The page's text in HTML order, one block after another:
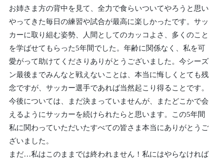
お姉さま方の背中を見て、全力で食らいついてやろうと思い
やってきた毎日の練習や試合が最高に楽しかったです。サッ
カーに取り組む姿勢、人間としてのカッコよさ、多くのこと
を学ばせてもらった5年間でした。年齢に関係なく、私を可
愛がって助けてくださりありがとうございました。今シーズ
ン最後までみんなと戦えないことは、本当に悔しくとても残
念ですが、サッカー選手であれば当然起こり得ることです。
今後については、まだ決まっていませんが、またどこかで会
えるようにサッカーを続けられたらと思います。この5年間
私に関わっていただいたすべての皆さま本当にありがとうご
ざいました。
まだ…私はこのままでは終われません！私にはやらなければ